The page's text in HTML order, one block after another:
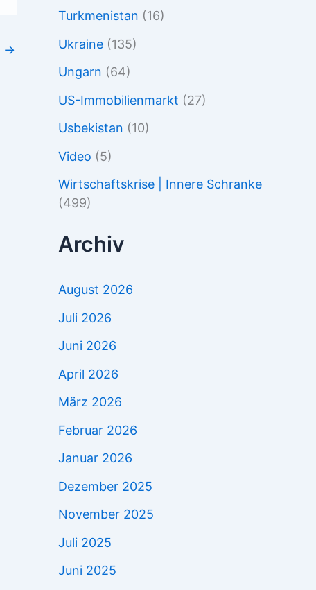
→
Turkmenistan (16)
Ukraine (135)
Ungarn (64)
US-Immobilienmarkt (27)
Usbekistan (10)
Video (5)
Wirtschaftskrise | Innere Schranke
(499)
Archiv
August 2026
Juli 2026
Juni 2026
April 2026
März 2026
Februar 2026
Januar 2026
Dezember 2025
November 2025
Juli 2025
Juni 2025